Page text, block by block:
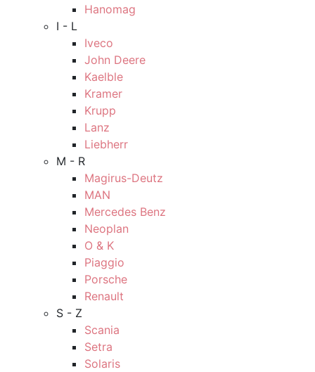
Hanomag
I - L
Iveco
John Deere
Kaelble
Kramer
Krupp
Lanz
Liebherr
M - R
Magirus-Deutz
MAN
Mercedes Benz
Neoplan
O & K
Piaggio
Porsche
Renault
S - Z
Scania
Setra
Solaris